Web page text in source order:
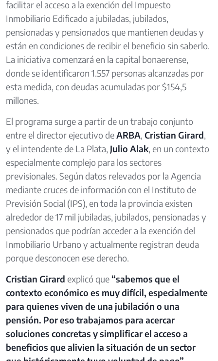
facilitar el acceso a la exención del Impuesto
Inmobiliario Edificado a jubiladas, jubilados,
pensionadas y pensionados que mantienen deudas y
están en condiciones de recibir el beneficio sin saberlo.
La iniciativa comenzará en la capital bonaerense,
donde se identificaron 1.557 personas alcanzadas por
esta medida, con deudas acumuladas por $154,5
millones.
El programa surge a partir de un trabajo conjunto
entre el director ejecutivo deARBA, Cristian Girard,
y el intendente de La Plata, Julio Alak, en un contexto
especialmente complejo para los sectores
previsionales. Según datos relevados por la Agencia
mediante cruces de información con el Instituto de
Previsión Social (IPS), en toda la provincia existen
alrededor de 17 mil jubiladas, jubilados, pensionadas y
pensionados que podrían acceder a la exención del
Inmobiliario Urbano y actualmente registran deuda
porque desconocen ese derecho.
Cristian Girard explicó que“sabemos que el
contexto económico es muy difícil, especialmente
para quienes viven de una jubilación o una
pensión. Por eso trabajamos para acercar
soluciones concretas y simplificar el acceso a
beneficios que alivien la situación de un sector